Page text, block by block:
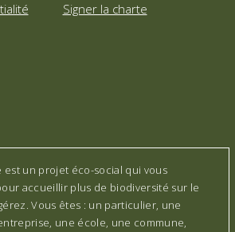
Signer la charte
est un projet éco-social qui vous
accueillir plus de biodiversité sur le
Vous êtes : un particulier, une
une école, une commune,